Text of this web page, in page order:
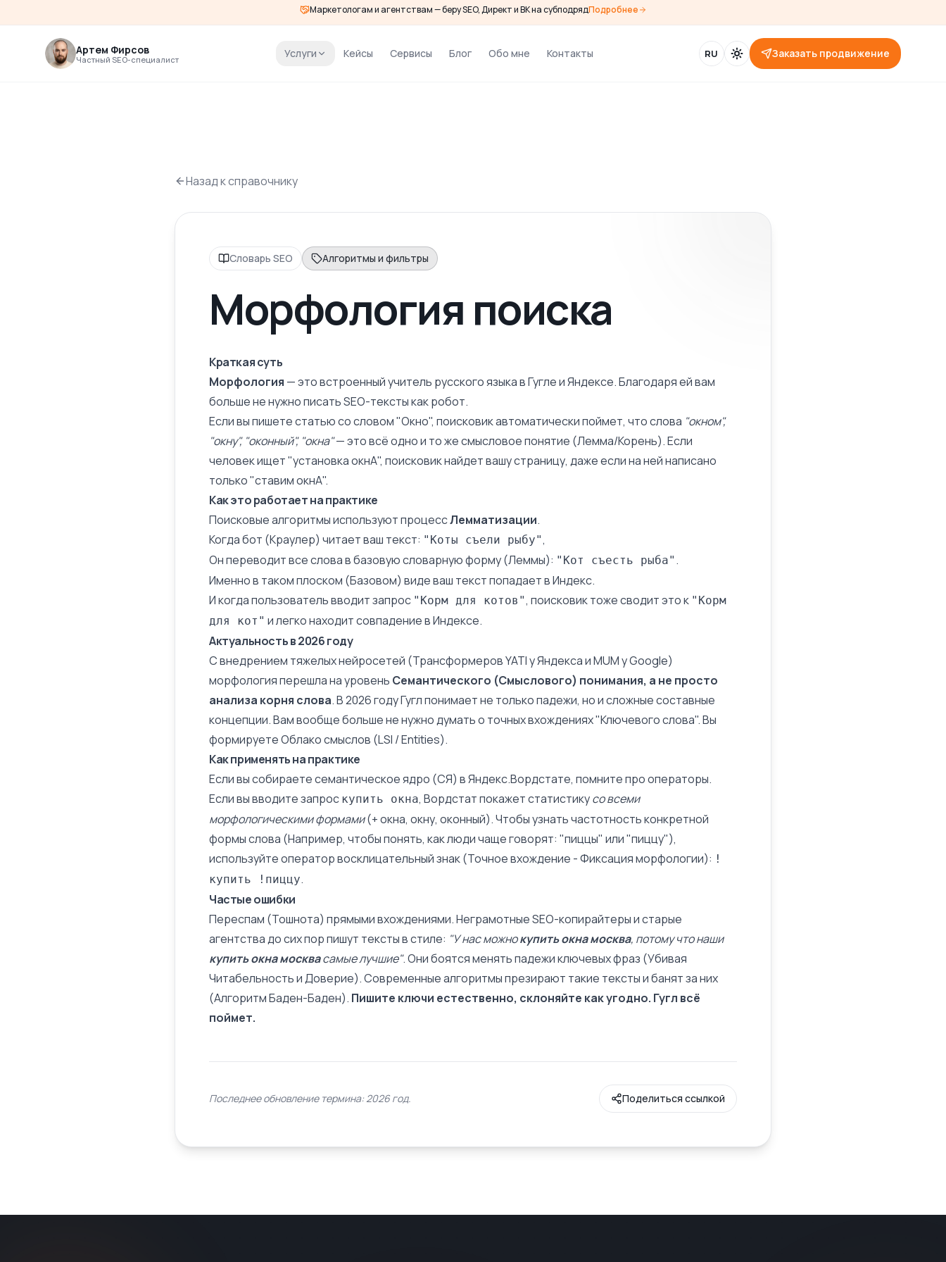
Маркетологам и агентствам — беру SEO, Директ и ВК на субподрядПодробнее
Артем Фирсов
Частный SEO-специалист Услуги Кейсы Сервисы Блог Обо мне Контакты RU Заказать продвижение
Назад к справочнику
Словарь SEO Алгоритмы и фильтры
Морфология поиска
Краткая суть
Морфология — это встроенный учитель русского языка в Гугле и Яндексе. Благодаря ей вам
больше не нужно писать SEO-тексты как робот.
Если вы пишете статью со словом "Окно", поисковик автоматически поймет, что слова "окном",
"окну", "оконный", "окна"— это всё одно и то же смысловое понятие (Лемма/Корень). Если
человек ищет "установка окнА", поисковик найдет вашу страницу, даже если на ней написано
только "ставим окнА".
Как это работает на практике
Поисковые алгоритмы используют процессЛемматизации.
Когда бот (Краулер) читает ваш текст: "Коты съели рыбу",
Он переводит все слова в базовую словарную форму (Леммы): "Кот съесть рыба" .
Именно в таком плоском (Базовом) виде ваш текст попадает вИндекс.
И когда пользователь вводит запрос "Корм для котов", поисковик тоже сводит это к "Корм
для кот" и легко находит совпадение в Индексе.
Актуальность в 2026 году
С внедрением тяжелых нейросетей (Трансформеров YATI у Яндекса иMUM у Google)
морфология перешла на уровень Семантического (Смыслового) понимания, а не просто
анализа корня слова. В 2026 году Гугл понимает не только падежи, но и сложные составные
концепции. Вам вообще больше не нужно думать о точных вхождениях "Ключевого слова". Вы
формируете Облако смыслов (LSI / Entities).
Как применять на практике
Если вы собираетесемантическое ядро (СЯ) вЯндекс.Вордстате, помните про операторы.
Если вы вводите запрос купить окна, Вордстат покажет статистикусо всеми
морфологическими формами(+ окна, окну, оконный). Чтобы узнатьчастотностьконкретной
формы слова (Например, чтобы понять, как люди чаще говорят: "пиццы" или "пиццу"),
используйте оператор восклицательный знак (Точное вхождение - Фиксация морфологии): !
купить !пиццу.
Частые ошибки
Переспам (Тошнота) прямыми вхождениями. Неграмотные SEO-копирайтеры и старые
агентства до сих пор пишут тексты в стиле: "У нас можнокупить окна москва, потому что наши
купить окна москвасамые лучшие". Они боятся менять падежи ключевых фраз (Убивая
Читабельность и Доверие). Современные алгоритмы презирают такие тексты и банят за них
(Алгоритм Баден-Баден). Пишите ключи естественно, склоняйте как угодно. Гугл всё
поймет.
Последнее обновление термина: 2026 год. Поделиться ссылкой